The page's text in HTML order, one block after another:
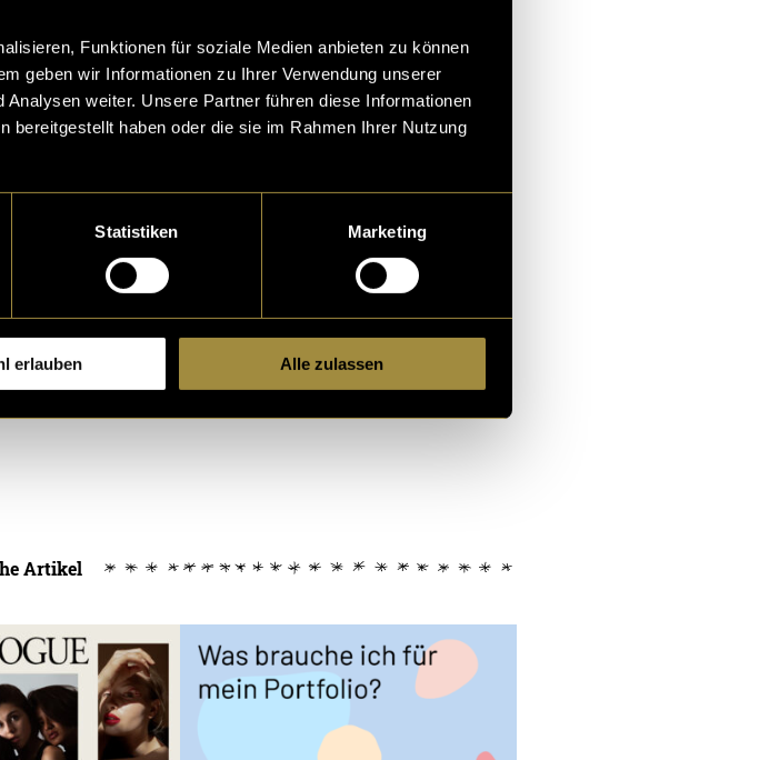
Funktionen für soziale Medien anbieten zu können
geben wir Informationen zu Ihrer Verwendung unserer
weiter. Unsere Partner führen diese Informationen
bereitgestellt haben oder die sie im Rahmen Ihrer Nutzung
Statistiken Marketing
erlauben Alle zulassen
Artikel